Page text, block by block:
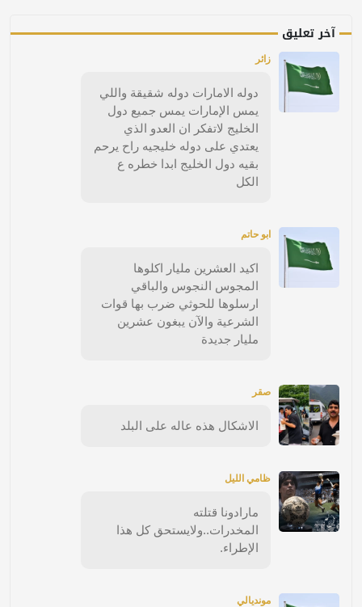
آخر تعليق
زائر
دوله الامارات دوله شقيقة واللي
يمس الإمارات يمس جميع دول
الخليج لاتفكر ان العدو الذي
يعتدي على دوله خليجيه راح يرحم
بقيه دول الخليج ابدا خطره ع
الكل
ابو حاتم
اكيد العشرين مليار اكلوها
المجوس النجوس والباقي
ارسلوها للحوثي ضرب بها قوات
الشرعية والآن يبغون عشرين
مليار جديدة
صقر
الاشكال هذه عاله على البلد
ظامي الليل
مارادونا قتلته
المخدرات..ولايستحق كل هذا
الإطراء.
مونديالي